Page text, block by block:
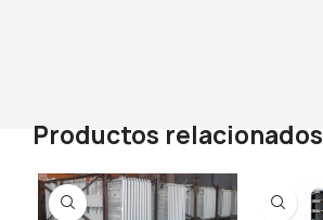
Productos relacionados